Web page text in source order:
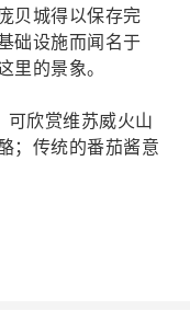
贝城得以保存完
础设施而闻名于
里的景象。
可欣赏维苏威火山
；传统的番茄酱意